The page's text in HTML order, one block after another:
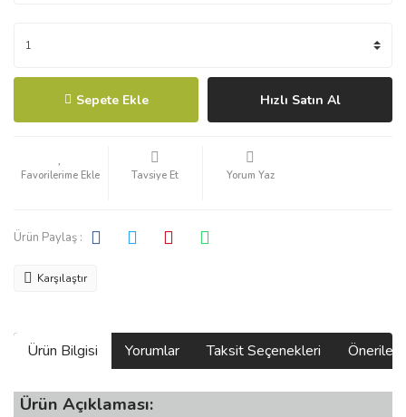
Sepete Ekle Hızlı Satın Al
Tavsiye Et Yorum Yaz
Ürün Paylaş :
Karşılaştır
Ürün Bilgisi Yorumlar Taksit Seçenekleri
Ürün Açıklaması: